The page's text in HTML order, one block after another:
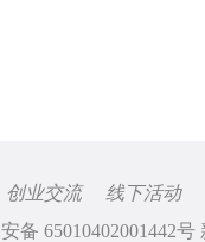
创业交流 线下活动
备 65010402001442号